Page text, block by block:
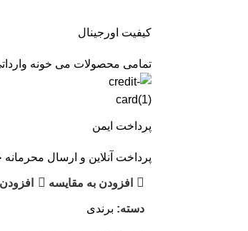
کیفیت اورجینال
تمامی محصولات می خونه
پرداخت ایمن
پرداخت آنلاین و ارسال
افزودن به مقایسه
دسته: برندی